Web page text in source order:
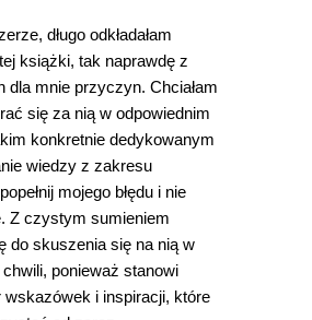
długo odkładałam
książki, tak naprawdę z
dla mnie przyczyn. Chciałam
się za nią w odpowiednim
konkretnie dedykowanym
wiedzy z zakresu
mojego błędu i nie
Z czystym sumieniem
do skuszenia się na nią w
ponieważ stanowi
i inspiracji, które